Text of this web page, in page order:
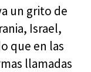
un grito de
Israel,
que en las
llamadas